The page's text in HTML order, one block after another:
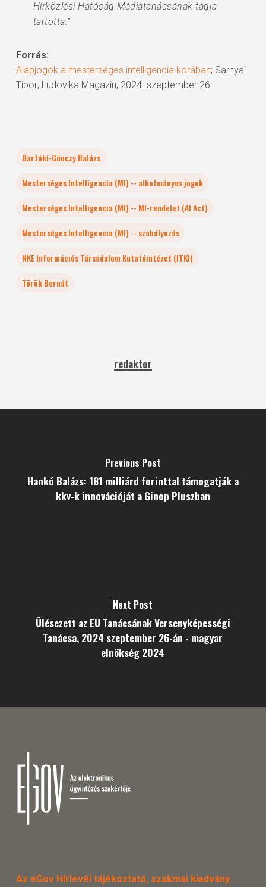
Hírközlési Hatóság Médiatanácsának tagja
tartotta.”
Forrás:
Alapjogok a mesterséges intelligencia korában; Sarnyai
Tibor; Ludovika Magazin; 2024. szeptember 26.
Bartóki-Gönczy Balázs
Mesterséges Intelligencia (MI) -- alkotmányos jogok
Mesterséges Intelligencia (MI) -- MI-rendelet (AI Act)
Mesterséges Intelligencia (MI) -- szabályozás
NKE Információs Társadalom Kutatóintézet (ITKI)
Török Bernát
redaktor
Previous Post
Hankó Balázs: 181 milliárd forinttal támogatják a
kkv-k innovációját a Ginop Pluszban
Next Post
Ülésezett az EU Tanácsának Versenyképességi
Tanácsa, 2024 szeptember 26-án - magyar
elnökség 2024
Az eGov Hírlevél tájékoztató, szakmai kiadvány.